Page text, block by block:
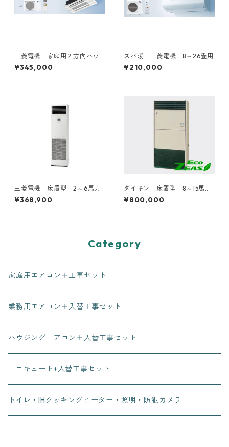
三菱電機 家庭用２方向ハウ
ジングエアコン 14～20畳用
¥345,000
ズバ暖 三菱電機 8～26畳用
¥210,000
三菱電機 床置型 2～6馬力
¥368,900
ダイキン 床置型 8～15馬
力 ツイン２対１トリプル３
対１
¥800,000
Category
家庭用エアコン＋工事セット
業務用エアコン＋入替工事セット
ハウジングエアコン＋入替工事セット
エコキュート+入替工事セット
トイレ・IHクッキングヒーター・照明・防犯カメラ